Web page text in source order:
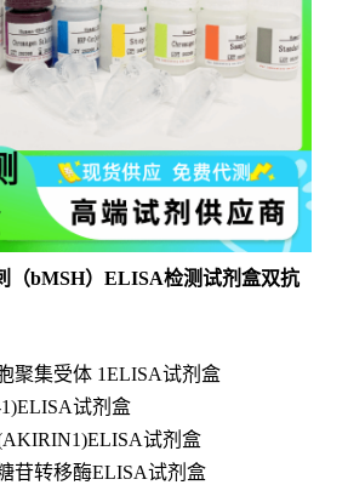
（bMSH）ELISA检测试剂盒双抗
聚集受体 1ELISA试剂盒
试剂盒
试剂盒
苷转移酶ELISA试剂盒